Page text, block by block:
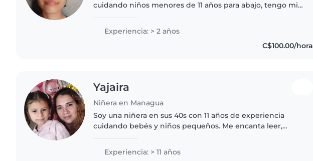
cuidando niños menores de 11 años para abajo, tengo mis
entrevista previa antes..
Experiencia: > 2 años
C$100.00/hora
Yajaira
Niñera en Managua
Soy una niñera en sus 40s con 11 años de experiencia
cuidando bebés y niños pequeños. Me encanta leer,
paciente, y estoy cómoda..
Experiencia: > 11 años